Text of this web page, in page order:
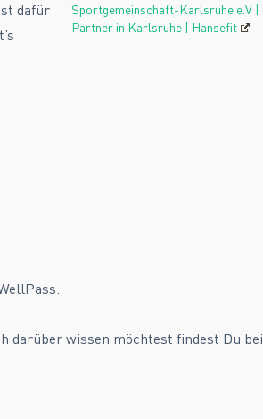
dafür
Sportgemeinschaft-Karlsruhe e.V |
Partner in Karlsruhe | Hansefit
darüber wissen möchtest findest Du bei